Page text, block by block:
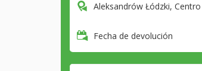
Aleksandrów Łódzki, Centro
Fecha de devolución